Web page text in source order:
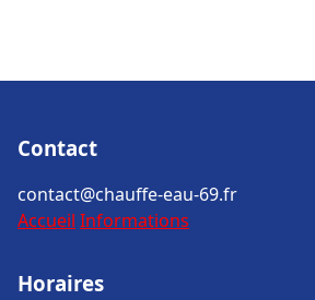
Contact
contact@chauffe-eau-69.fr
Accueil Informations
Horaires